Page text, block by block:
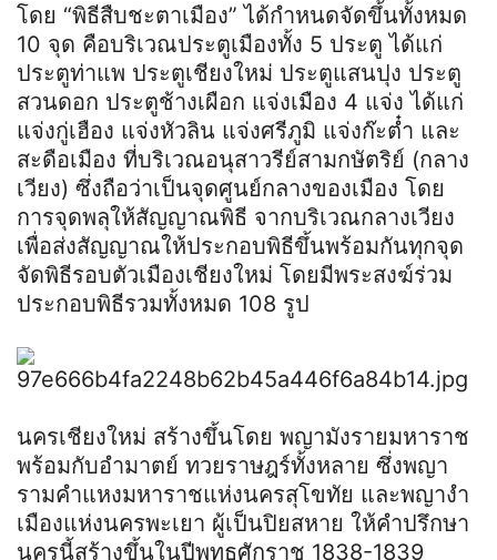
โดย “พิธีสืบชะตาเมือง” ได้กำหนดจัดขึ้นทั้งหมด
10 จุด คือบริเวณประตูเมืองทั้ง 5 ประตู ได้แก่
ประตูท่าแพ ประตูเชียงใหม่ ประตูแสนปุง ประตู
สวนดอก ประตูช้างเผือก แจ่งเมือง 4 แจ่ง ได้แก่
แจ่งกู่เฮือง แจ่งหัวลิน แจ่งศรีภูมิ แจ่งก๊ะต๋ำ และ
สะดือเมือง ที่บริเวณอนุสาวรีย์สามกษัตริย์ (กลาง
เวียง) ซึ่งถือว่าเป็นจุดศูนย์กลางของเมือง โดย
การจุดพลุให้สัญญาณพิธี จากบริเวณกลางเวียง
เพื่อส่งสัญญาณให้ประกอบพิธีขึ้นพร้อมกันทุกจุด
จัดพิธีรอบตัวเมืองเชียงใหม่ โดยมีพระสงฆ์ร่วม
ประกอบพิธีรวมทั้งหมด 108 รูป
นครเชียงใหม่ สร้างขึ้นโดย พญามังรายมหาราช
พร้อมกับอำมาตย์ ทวยราษฎร์ทั้งหลาย ซึ่งพญา
รามคำแหงมหาราชแห่งนครสุโขทัย และพญางำ
เมืองแห่งนครพะเยา ผู้เป็นปิยสหาย ให้คำปรึกษา
นครนี้สร้างขึ้นในปีพุทธศักราช 1838-1839